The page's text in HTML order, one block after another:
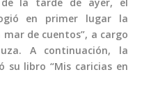
en primer lugar la
de cuentos”, a cargo
A continuación, la
su libro “Mis caricias en